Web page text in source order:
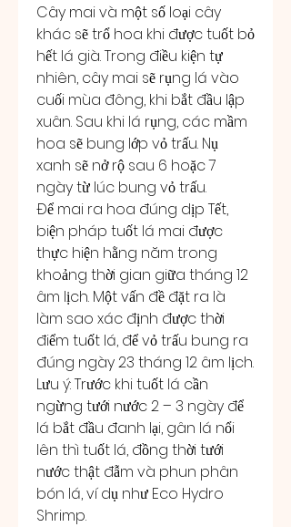
Cây mai và một số loại cây
khác sẽ trổ hoa khi được tuốt bỏ
hết lá già. Trong điều kiện tự
nhiên, cây mai sẽ rụng lá vào
cuối mùa đông, khi bắt đầu lập
xuân. Sau khi lá rụng, các mầm
hoa sẽ bung lớp vỏ trấu. Nụ
xanh sẽ nở rộ sau 6 hoặc 7
ngày từ lúc bung vỏ trấu.
Để mai ra hoa đúng dịp Tết,
biện pháp tuốt lá mai được
thực hiện hằng năm trong
khoảng thời gian giữa tháng 12
âm lịch. Một vấn đề đặt ra là
làm sao xác định được thời
điểm tuốt lá, để vỏ trấu bung ra
đúng ngày 23 tháng 12 âm lịch.
Lưu ý: Trước khi tuốt lá cần
ngừng tưới nước 2 – 3 ngày để
lá bắt đầu đanh lại, gân lá nổi
lên thì tuốt lá, đồng thời tưới
nước thật đẫm và phun phân
bón lá, ví dụ như Eco Hydro
Shrimp.